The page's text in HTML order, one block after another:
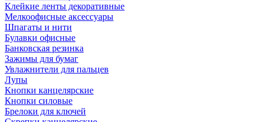
Клейкие ленты декоративные
Мелкоофисные аксессуары
Шпагаты и нити
Булавки офисные
Банковская резинка
Зажимы для бумаг
Увлажнители для пальцев
Лупы
Кнопки канцелярские
Кнопки силовые
Брелоки для ключей